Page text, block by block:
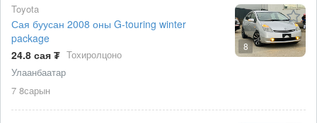
8
Toyota
Сая буусан 2008 оны G-touring winter
package
24.8 сая ₮ Тохиролцоно
Улаанбаатар
7 8сарын